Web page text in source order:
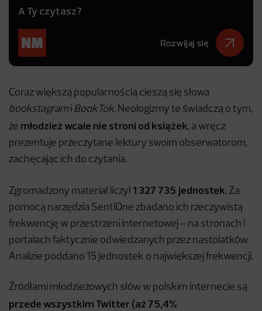
A Ty czytasz?
Rozwijaj się
Coraz większą popularnością cieszą się słowa
bookstagrami BookTok. Neologizmy te świadczą o tym,
że młodzież wcale nie stroni od książek, a wręcz
prezentuje przeczytane lektury swoim obserwatorom,
zachęcając ich do czytania.
Zgromadzony materiał liczył 1 327 735 jednostek. Za
pomocą narzędzia SentiOne zbadano ich rzeczywistą
frekwencję w przestrzeni internetowej – na stronach i
portalach faktycznie odwiedzanych przez nastolatków.
Analizie poddano 15 jednostek o największej frekwencji.
Źródłami młodzieżowych słów w polskim internecie są
przede wszystkim Twitter(aż 75,4%